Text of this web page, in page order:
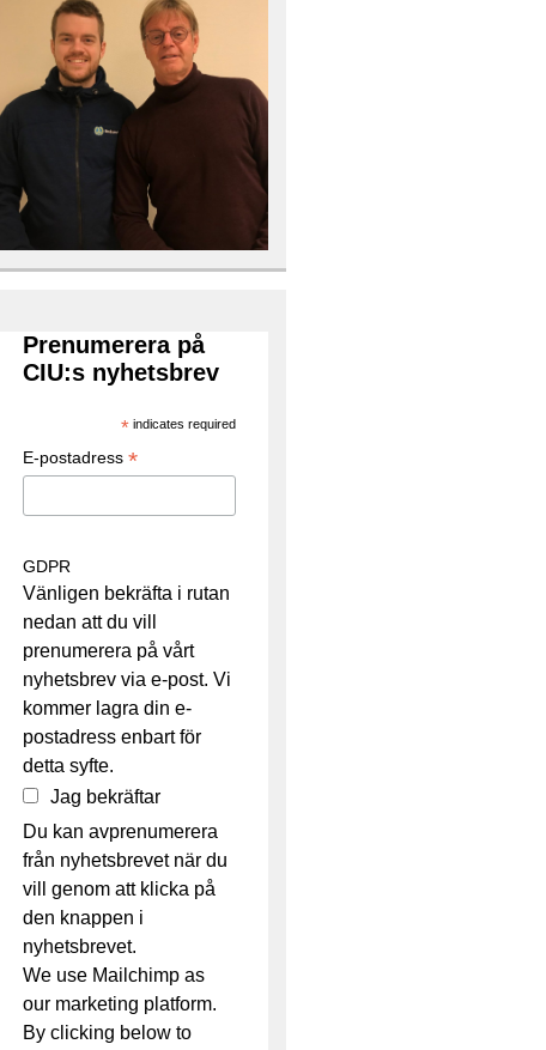
Prenumerera på
CIU:s nyhetsbrev
*indicates required
E-postadress *
GDPR
Vänligen bekräfta i rutan
nedan att du vill
prenumerera på vårt
nyhetsbrev via e-post. Vi
kommer lagra din e-
postadress enbart för
detta syfte.
Jag bekräftar
Du kan avprenumerera
från nyhetsbrevet när du
vill genom att klicka på
den knappen i
nyhetsbrevet.
We use Mailchimp as
our marketing platform.
By clicking below to